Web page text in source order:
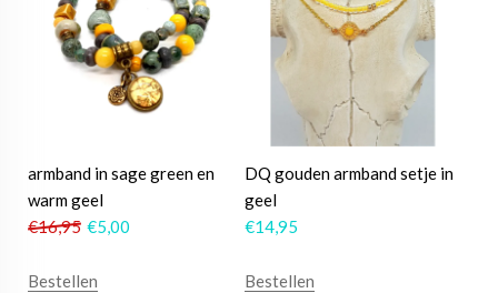
armband in sage green en
warm geel
€16,95 €5,00
Bestellen
DQ gouden armband setje in
geel
€14,95
Bestellen